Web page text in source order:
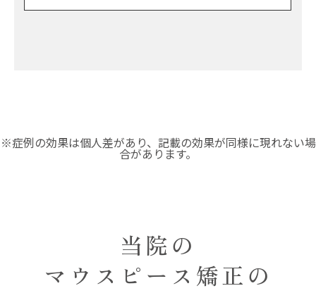
※症例の効果は個人差があり、記載の効果が同様に現れない場
合があります。
当院の
マウスピース矯正の